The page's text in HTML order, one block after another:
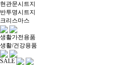
현관문시트지
반투명시트지
크리스마스
생활가전용품
생활/건강용품
SALE